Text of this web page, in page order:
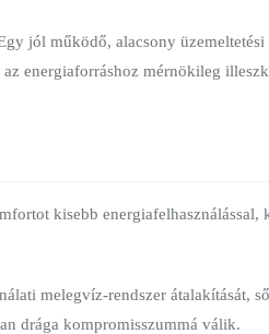
jól működő, alacsony üzemeltetési
energiaforráshoz mérnökileg
kisebb energiafelhasználással,
melegvíz-rendszer átalakítását,
drága kompromisszummá válik.